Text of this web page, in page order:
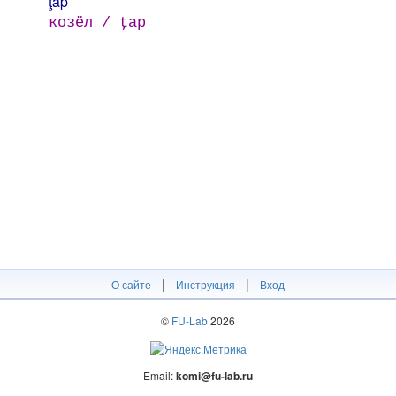
козёл / ţap
О сайте | Инструкция | Вход
© FU-Lab2026
Email:komi@fu-lab.ru